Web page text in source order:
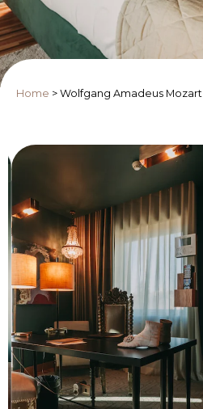
Home > Wolfgang Amadeus Mozart